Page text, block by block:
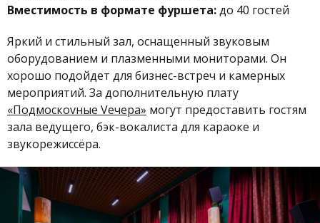
Вместимость в формате фуршета:до 40 гостей
Яркий и стильный зал, оснащенный звуковым
оборудованием и плазменными мониторами. Он
хорошо подойдет для бизнес-встреч и камерных
мероприятий. За дополнительную плату
«Подмоскоvные Vечера» могут предоставить гостям
зала ведущего, бэк-вокалиста для караоке и
звукорежиссёра.